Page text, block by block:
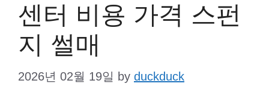
센터 비용 가격 스펀
지 썰매
2026년 02월 19일 by duckduck